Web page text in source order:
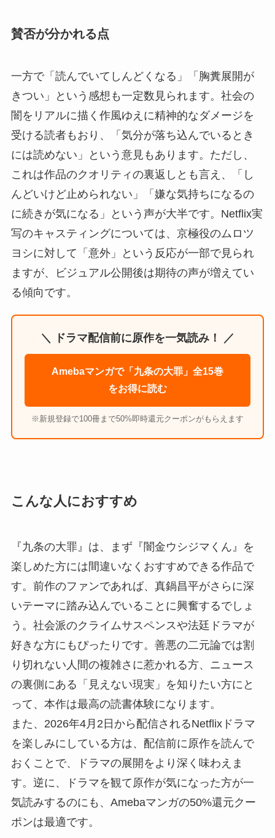
賛否が分かれる点
一方で「読んでいてしんどくなる」「胸糞展開が
きつい」という感想も一定数見られます。社会の
闇をリアルに描く作風ゆえに精神的なダメージを
受ける読者もおり、「気分が落ち込んでいるとき
には読めない」という意見もあります。ただし、
これは作品のクオリティの裏返しとも言え、「し
んどいけど止められない」「嫌な気持ちになるの
に続きが気になる」という声が大半です。Netflix実
写のキャスティングについては、京極役のムロツ
ヨシに対して「意外」という反応が一部で見られ
ますが、ビジュアル公開後は期待の声が増えてい
る傾向です。
＼ ドラマ配信前に原作を一気読み！ ／
Amebaマンガで「九条の大罪」全15巻
をお得に読む
※新規登録で100冊まで50%即時還元クーポンがもらえます
こんな人におすすめ
『九条の大罪』は、まず『闇金ウシジマくん』を
楽しめた方には間違いなくおすすめできる作品で
す。前作のファンであれば、真鍋昌平がさらに深
いテーマに踏み込んでいることに興奮するでしょ
う。社会派のクライムサスペンスや法廷ドラマが
好きな方にもぴったりです。善悪の二元論では割
り切れない人間の複雑さに惹かれる方、ニュース
の裏側にある「見えない現実」を知りたい方にと
って、本作は最高の読書体験になります。
また、2026年4月2日から配信されるNetflixドラマ
を楽しみにしている方は、配信前に原作を読んで
おくことで、ドラマの展開をより深く味わえま
す。逆に、ドラマを観て原作が気になった方が一
気読みするのにも、Amebaマンガの50%還元クー
ポンは最適です。